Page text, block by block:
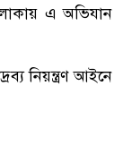
এ অভিযান
নিয়ন্ত্রণ আইনে